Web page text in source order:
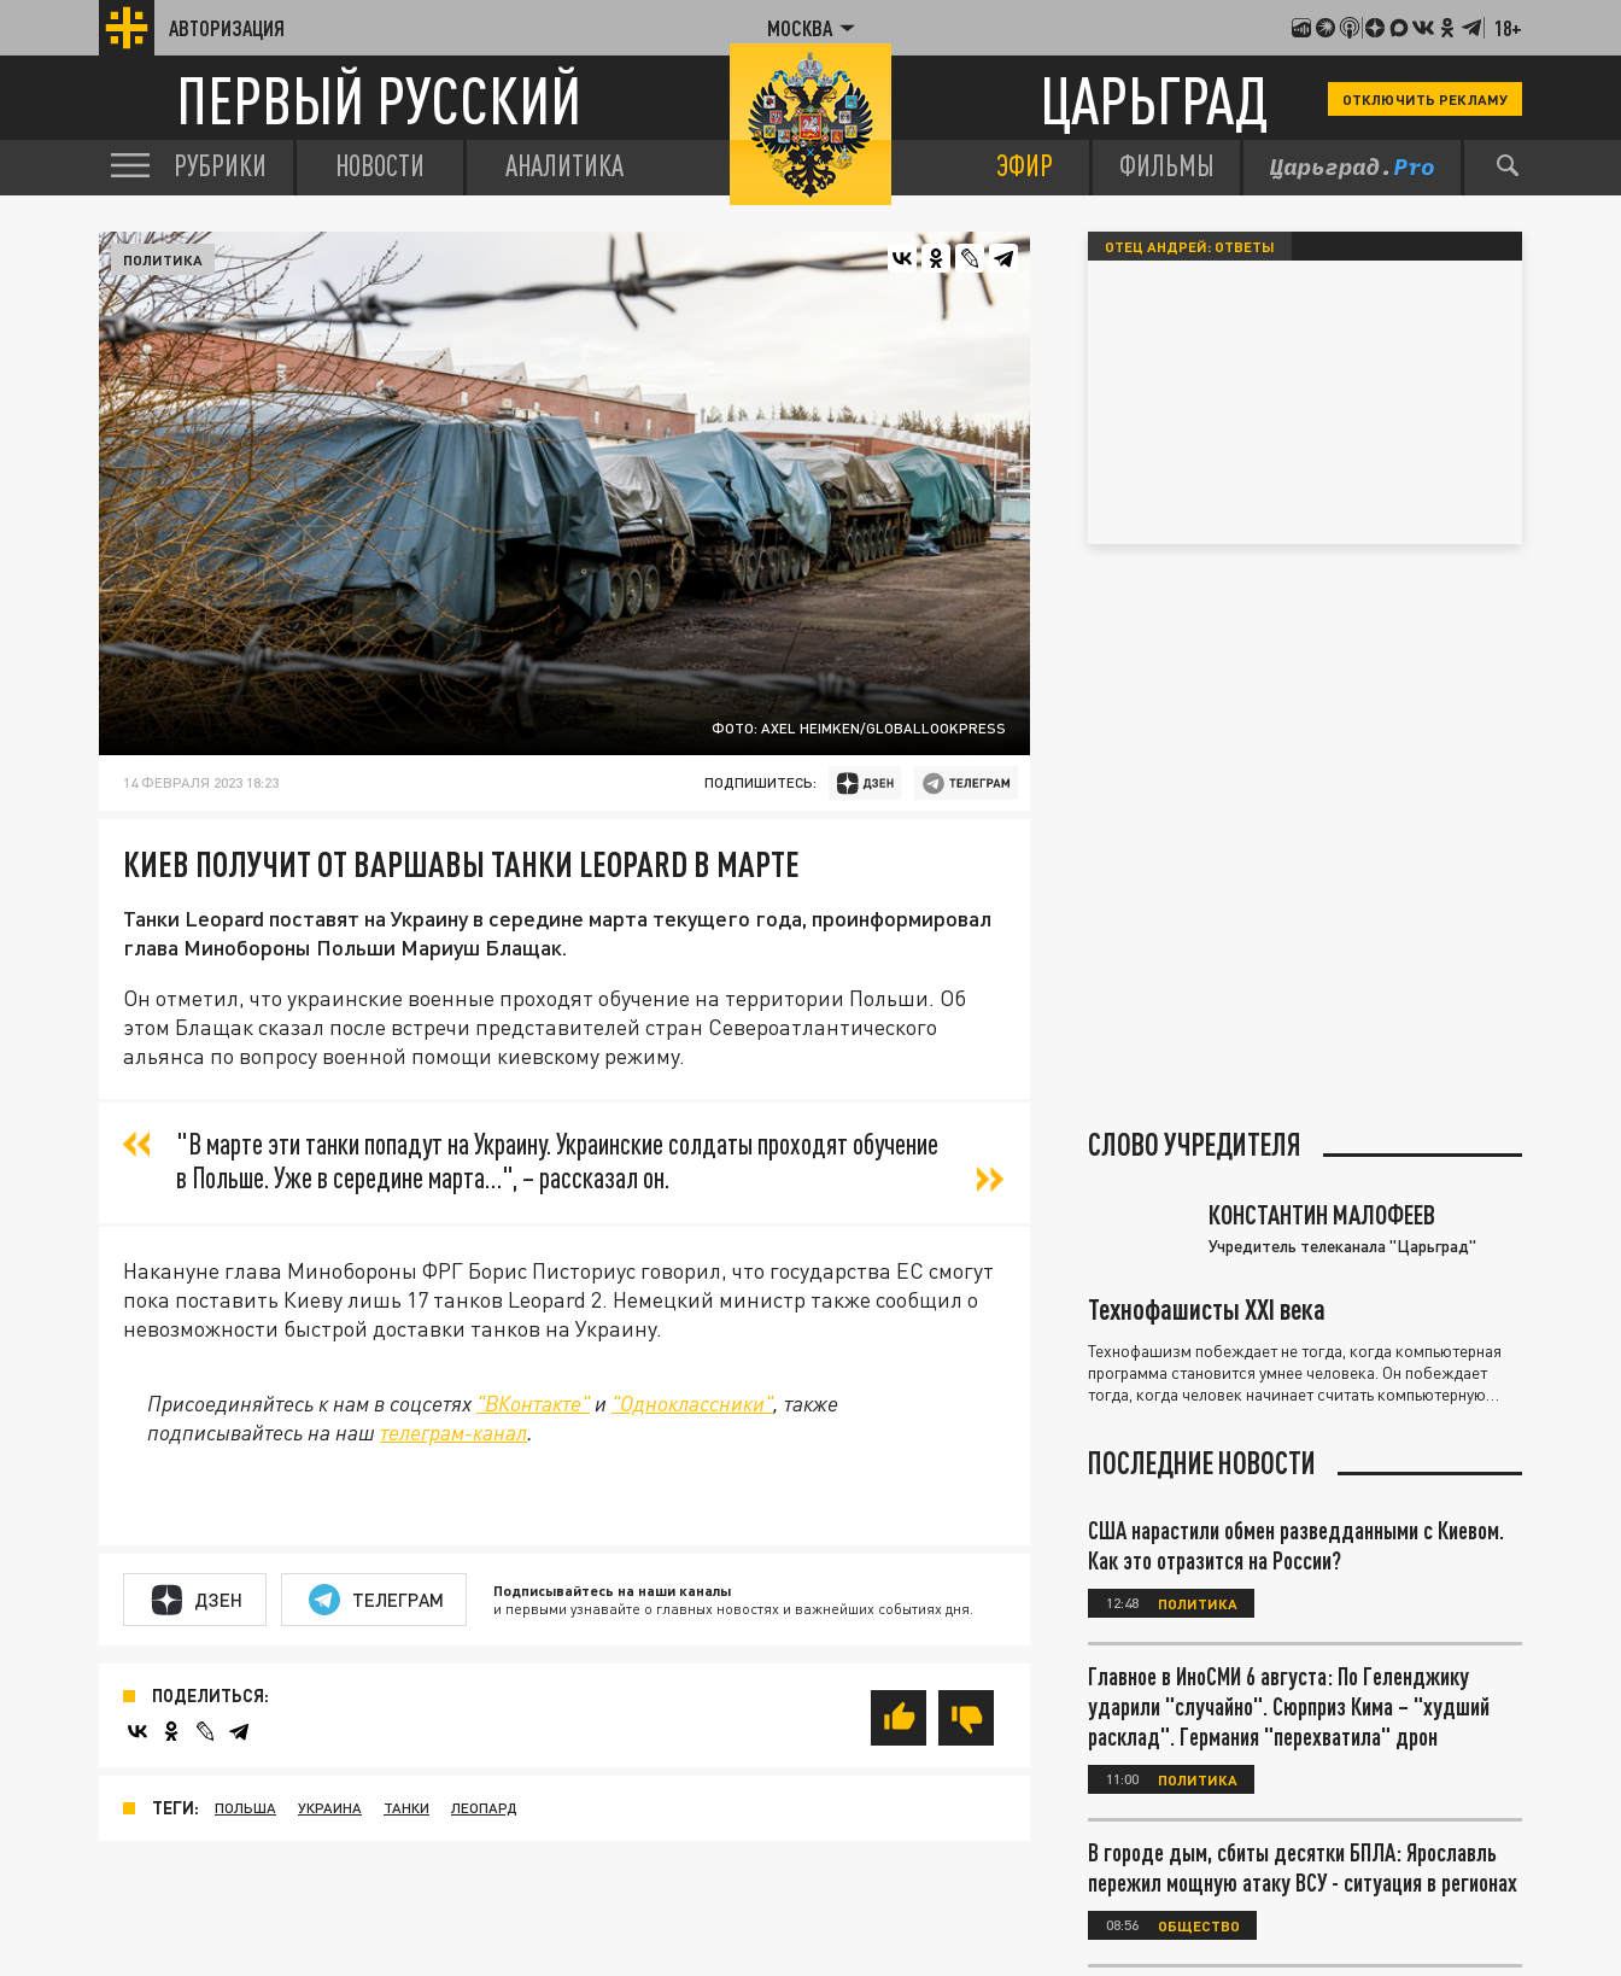
АВТОРИЗАЦИЯ МОСКВА 18+
ПЕРВЫЙ РУССКИЙ ЦАРЬГРАД ОТКЛЮЧИТЬ РЕКЛАМУ
РУБРИКИ НОВОСТИ АНАЛИТИКА ЭФИР ФИЛЬМЫ
ФОТО: AXEL HEIMKEN/GLOBALLOOKPRESS
ПОЛИТИКА
14 ФЕВРАЛЯ 2023 18:23 ПОДПИШИТЕСЬ:
КИЕВ ПОЛУЧИТ ОТ ВАРШАВЫ ТАНКИ LEOPARD В МАРТЕ
Танки Leopard поставят на Украину в середине марта текущего года, проинформировал
глава Минобороны Польши Мариуш Блащак.
Он отметил, что украинские военные проходят обучение на территории Польши. Об
этом Блащак сказал после встречи представителей стран Североатлантического
альянса по вопросу военной помощи киевскому режиму.
"В марте эти танки попадут на Украину. Украинские солдаты проходят обучение
в Польше. Уже в середине марта…", – рассказал он.
Накануне глава Минобороны ФРГ Борис Писториус говорил, что государства ЕС смогут
пока поставить Киеву лишь 17 танков Leopard 2. Немецкий министр также сообщил о
невозможности быстрой доставки танков на Украину.
Присоединяйтесь к нам в соцсетях "ВКонтакте"и "Одноклассники", также
подписывайтесь на наш телеграм-канал.
ДЗЕН ТЕЛЕГРАМ Подписывайтесь на наши каналы
и первыми узнавайте о главных новостях и важнейших событиях дня.
ПОДЕЛИТЬСЯ:
ТЕГИ: ПОЛЬША УКРАИНА ТАНКИ ЛЕОПАРД
ОТЕЦ АНДРЕЙ: ОТВЕТЫ
СЛОВО УЧРЕДИТЕЛЯ
КОНСТАНТИН МАЛОФЕЕВ
Учредитель телеканала "Царьград"
Технофашисты XXI века
Технофашизм побеждает не тогда, когда компьютерная
программа становится умнее человека. Он побеждает
тогда, когда человек начинает считать компьютерную
ПОСЛЕДНИЕ НОВОСТИ
США нарастили обмен разведданными с Киевом.
Как это отразится на России?
12:48 ПОЛИТИКА
Главное в ИноСМИ 6 августа: По Геленджику
ударили "случайно". Сюрприз Кима – "худший
расклад". Германия "перехватила" дрон
11:00 ПОЛИТИКА
В городе дым, сбиты десятки БПЛА: Ярославль
пережил мощную атаку ВСУ - ситуация в регионах
08:56 ОБЩЕСТВО